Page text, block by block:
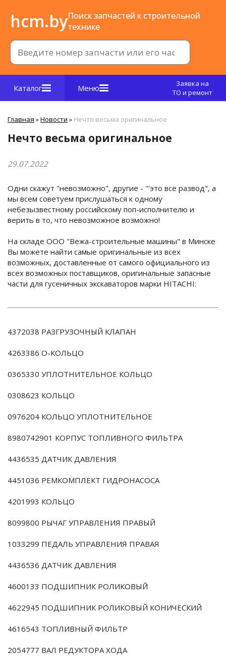
hcm.byПоиск запчастей к строительной
технике
Каталог Меню
Заявка на
ТО и ремонт
Главная »Новости » Нечто весьма оригинальное
Нечто весьма оригинальное
29.07.2022
Одни скажут "невозможно", другие - "'это все развод", а
мы всем советуем прислушаться к одному
небезызвестному российскому поп-исполнителю и
верить в то, что невозможное возможно!
На складе ООО "Вежа-строительные машины" в Минске
Вы можете найти самые оригинальные из всех
возможных, доставленные от самого официального из
всех возможных поставщиков, оригинальные запасные
части для гусеничных экскаваторов марки HITACHI:
4372038 РАЗГРУЗОЧНЫЙ КЛАПАН
4263386 О-КОЛЬЦО
0365330 УПЛОТНИТЕЛЬНОЕ КОЛЬЦО
0308623 КОЛЬЦО
0976204 КОЛЬЦО УПЛОТНИТЕЛЬНОЕ
8980742901 КОРПУС ТОПЛИВНОГО ФИЛЬТРА
4436535 ДАТЧИК ДАВЛЕНИЯ
4451036 РЕМКОМПЛЕКТ ГИДРОНАСОСА
4201993 КОЛЬЦО
8099800 РЫЧАГ УПРАВЛЕНИЯ ПРАВЫЙ
1033299 ПЕДАЛЬ УПРАВЛЕНИЯ ПРАВАЯ
4436536 ДАТЧИК ДАВЛЕНИЯ
4600133 ПОДШИПНИК РОЛИКОВЫЙ
4622945 ПОДШИПНИК РОЛИКОВЫЙ КОНИЧЕСКИЙ
4616543 ТОПЛИВНЫЙ ФИЛЬТР
2054777 ВАЛ РЕДУКТОРА ХОДА